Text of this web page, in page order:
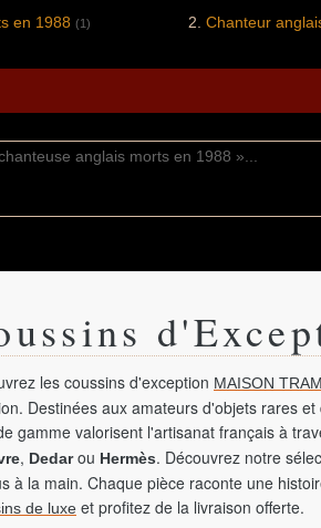
en 1988 (1) Chanteur
les coussins d'exception MAISON
Destinées aux amateurs d'objets rares
gamme valorisent l'artisanat français à
, Dedarou Hermès. Découvrez notre
à la main. Chaque pièce raconte une
de luxe et profitez de la livraison offerte.